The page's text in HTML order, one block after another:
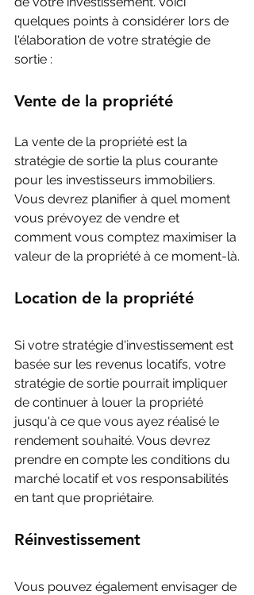
quelques points à considérer lors de
l'élaboration de votre stratégie de
sortie :
Vente de la propriété
La vente de la propriété est la
stratégie de sortie la plus courante
pour les investisseurs immobiliers.
Vous devrez planifier à quel moment
vous prévoyez de vendre et
comment vous comptez maximiser la
valeur de la propriété à ce moment-là.
Location de la propriété
Si votre stratégie d'investissement est
basée sur les revenus locatifs, votre
stratégie de sortie pourrait impliquer
de continuer à louer la propriété
jusqu'à ce que vous ayez réalisé le
rendement souhaité. Vous devrez
prendre en compte les conditions du
marché locatif et vos responsabilités
en tant que propriétaire.
Réinvestissement
Vous pouvez également envisager de